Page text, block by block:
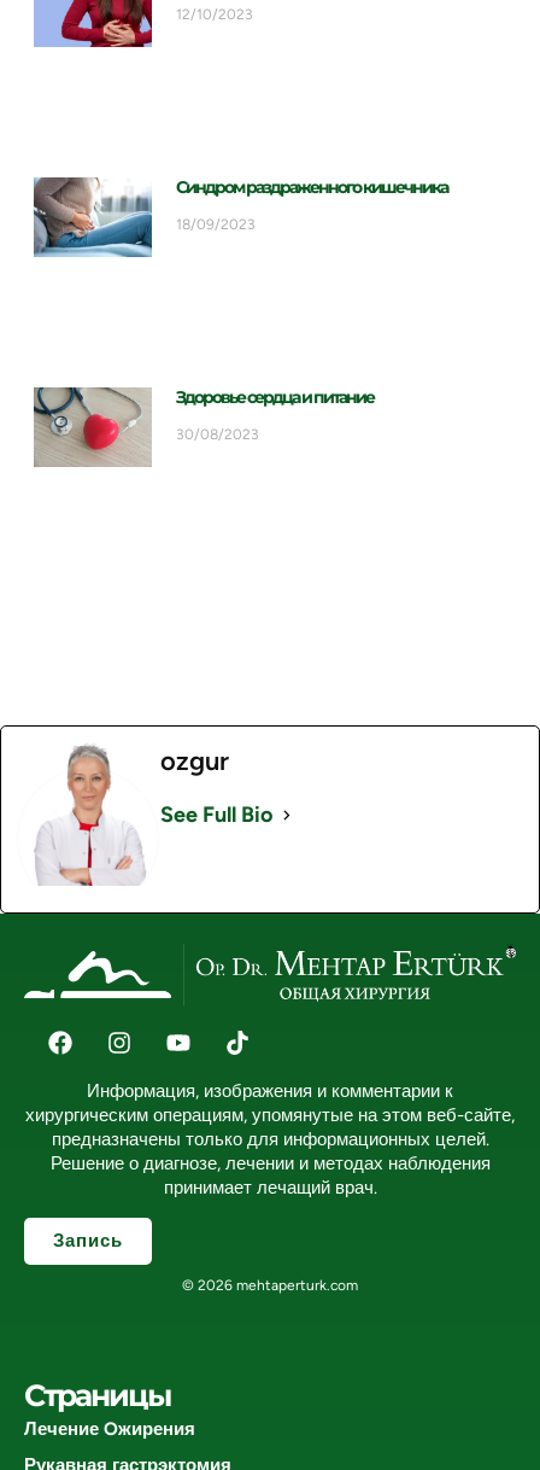
12/10/2023
Синдром раздраженного кишечника
18/09/2023
Здоровье сердца и питание
30/08/2023
ozgur
See Full Bio
Информация, изображения и комментарии к
хирургическим операциям, упомянутые на этом веб-сайте,
предназначены только для информационных целей.
Решение о диагнозе, лечении и методах наблюдения
принимает лечащий врач.
Запись
© 2026 mehtaperturk.com
Страницы
Лечение Oжирения
Рукавная гастрэктомия